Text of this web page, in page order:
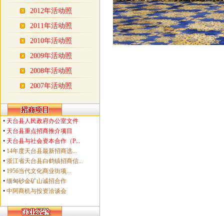
2012年活动照
2011年活动照
2010年活动照
2009年活动照
2008年活动照
2007年活动照
• 天台县人民政府办公室文件
• 天台县重点招商推介项目
• 天台县与社会资本合作（P...
• 14年度天台县最新招商选...
• 浙江省天台县白鹤镇招商信...
• 1956当代文化商业街项...
• 缅甸砂金矿山诚招合作
• 中阿商机与投资洽谈会